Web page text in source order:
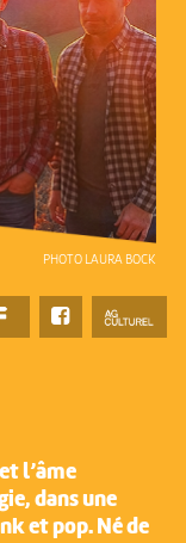
PHOTO LAURA BOCK
l’âme
dans une
et pop. Né de